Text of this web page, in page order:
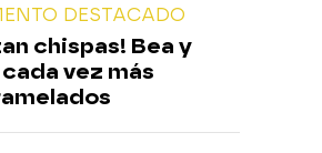
DESTACADO
chispas! Bea y
cada vez más